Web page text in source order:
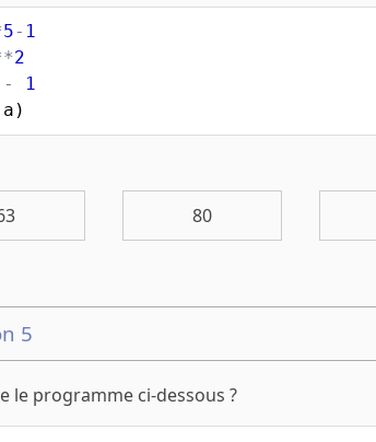
5- 1
2
-
1
a )
80
5
le programme ci-dessous ?